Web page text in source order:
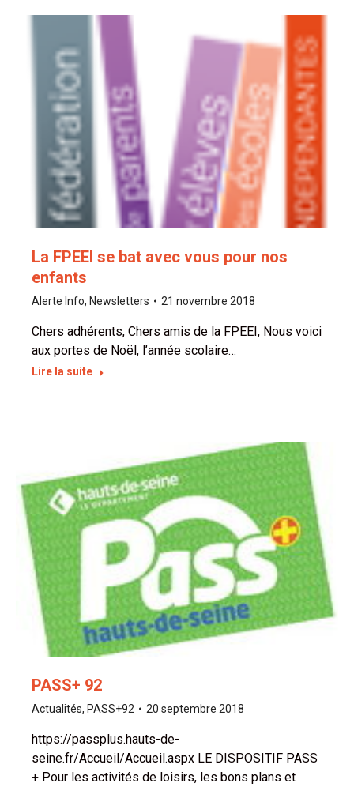
La FPEEI se bat avec vous pour nos
enfants
Alerte Info, Newsletters 21 novembre 2018
Chers adhérents, Chers amis de la FPEEI, Nous voici
aux portes de Noël, l’année scolaire…
Lire la suite
PASS+ 92
Actualités, PASS+92 20 septembre 2018
https://passplus.hauts-de-
seine.fr/Accueil/Accueil.aspx LE DISPOSITIF PASS
+ Pour les activités de loisirs, les bons plans et